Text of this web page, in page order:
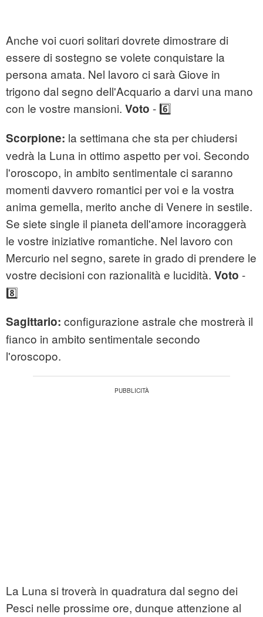
Anche voi cuori solitari dovrete dimostrare di
essere di sostegno se volete conquistare la
persona amata. Nel lavoro ci sarà Giove in
trigono dal segno dell'Acquario a darvi una mano
con le vostre mansioni. Voto - 6️⃣
Scorpione: la settimana che sta per chiudersi
vedrà la Luna in ottimo aspetto per voi. Secondo
l'oroscopo, in ambito sentimentale ci saranno
momenti davvero romantici per voi e la vostra
anima gemella, merito anche di Venere in sestile.
Se siete single il pianeta dell'amore incoraggerà
le vostre iniziative romantiche. Nel lavoro con
Mercurio nel segno, sarete in grado di prendere le
vostre decisioni con razionalità e lucidità. Voto -
8️⃣
Sagittario: configurazione astrale che mostrerà il
fianco in ambito sentimentale secondo
l'oroscopo.
La Luna si troverà in quadratura dal segno dei
Pesci nelle prossime ore, dunque attenzione al